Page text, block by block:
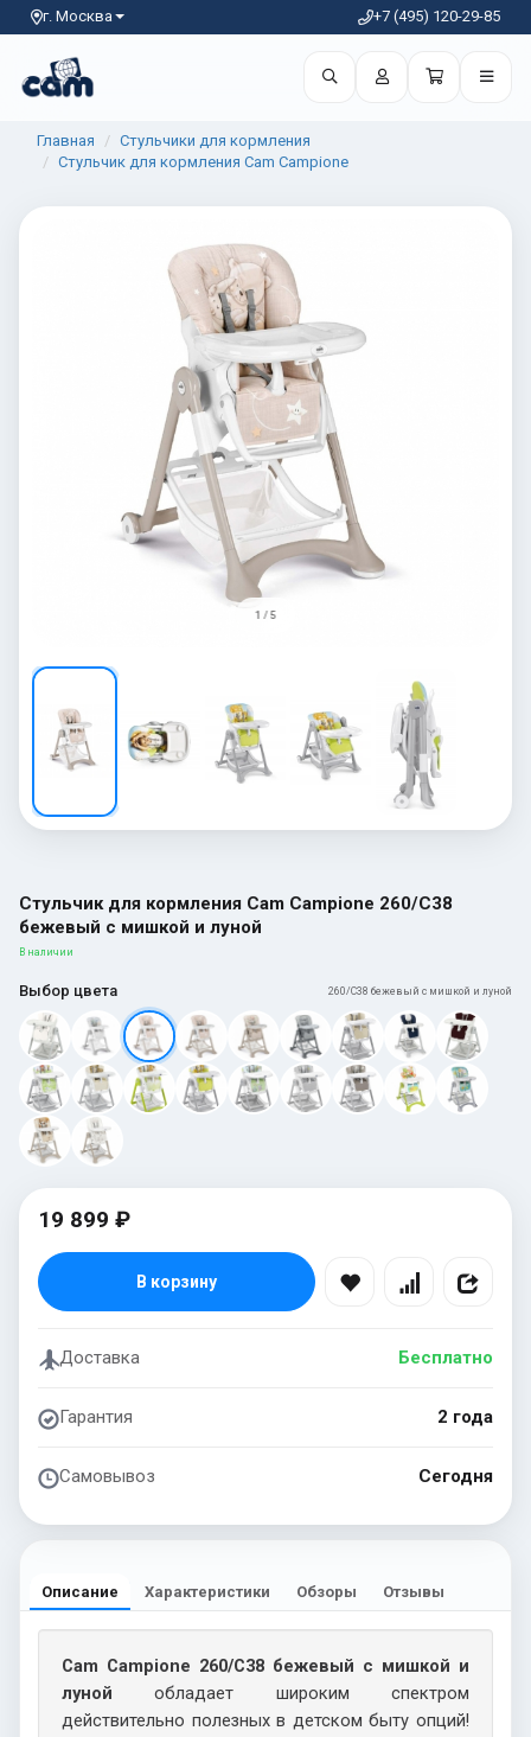
г. Москва +7 (495) 120-29-85
Главная
Стульчики для кормления
Стульчик для кормления Cam Campione
1 / 5
Стульчик для кормления Cam Campione 260/C38
бежевый с мишкой и луной
В наличии
Выбор цвета 260/C38 бежевый с мишкой и луной
19 899 ₽
В корзину
Доставка Бесплатно
Гарантия 2 года
Самовывоз Сегодня
Описание Характеристики Обзоры Отзывы
Cam Campione 260/C38 бежевый с мишкой и
луной обладает широким спектром
действительно полезных в детском быту опций!